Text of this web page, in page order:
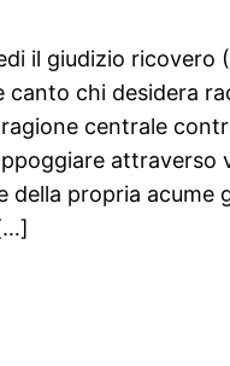
il giudizio ricovero
chi desidera
centrale
della propria acume